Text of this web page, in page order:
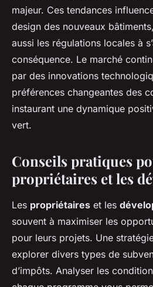
majeur. Ces tendances
design des nouveaux
aussi les régulations locales à
conséquence. Le marché
par des innovations
préférences changeantes des
instaurant une dynamique
vert.
Conseils pratiques
propriétaires et les
Les propriétaires et les
souvent à maximiser les
pour leurs projets. Une
explorer divers types de
d’impôts. Analyser les